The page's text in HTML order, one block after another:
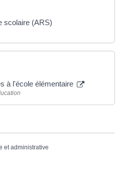
scolaire (ARS)
à l'école élémentaire
et administrative